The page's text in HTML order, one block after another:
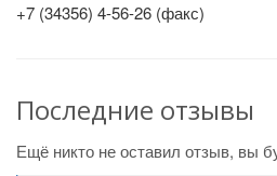
+7 (34356) 4-56-26 (факс)
Последние отзывы
Ещё никто не оставил отзыв, вы